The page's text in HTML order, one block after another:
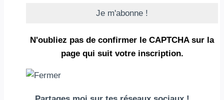
N'oubliez pas de confirmer le CAPTCHA sur la
page qui suit votre inscription.